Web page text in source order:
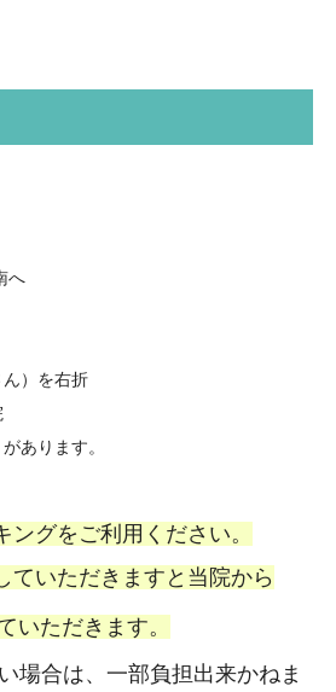
へ
ん）を右折
あります。
グをご利用ください。
ていただきますと当院から
いただきます。
場合は、一部負担出来かねま